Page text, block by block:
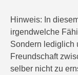
Hinweis: In
irgendwelche
Sondern lediglich
Freundschaft
selber nicht zu